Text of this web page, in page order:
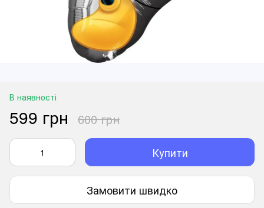
В наявності
599 грн 600 грн
Купити
Замовити швидко